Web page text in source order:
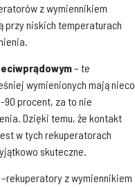
z wymiennikiem
przy niskich temperaturach
– te
wymienionych mają nieco
90 procent, za to nie
Dzięki temu, że kontakt
w tych rekuperatorach
skuteczne.
–rekuperatory z wymiennikiem